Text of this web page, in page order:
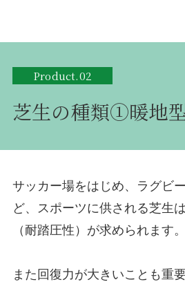
Product.02
芝生の種類①暖地
サッカー場をはじめ、ラグビ
ど、スポーツに供される芝生
（耐踏圧性）が求められます。
また回復力が大きいことも重要